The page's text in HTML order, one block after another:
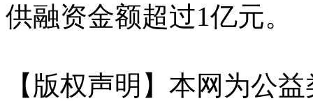
供融资金额超过1亿元。
【版权声明】本网为公